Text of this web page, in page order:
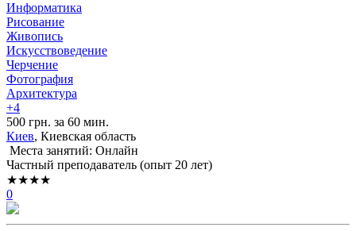
Информатика
Рисование
Живопись
Искусствоведение
Черчение
Фотография
Архитектура
+4
500 грн. за 60 мин.
Киев, Киевская область
Места занятий: Онлайн
Частный преподаватель (опыт 20 лет)
★★★★
0